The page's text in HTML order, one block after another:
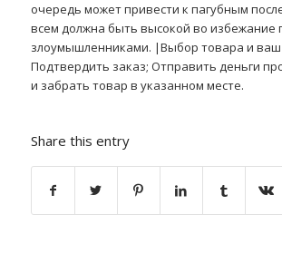
очередь может привести к пагубным
всем должна быть высокой во избежание
злоумышленниками. |Выбор товара и ваш
Подтвердить заказ; Отправить деньги
и забрать товар в указанном месте.
Share this entry